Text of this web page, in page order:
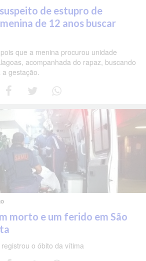
de estupro de
de 12 anos buscar
que a menina procurou unidade
acompanhada do rapaz, buscando
gestação.
morto e um ferido em São
o óbito da vítima